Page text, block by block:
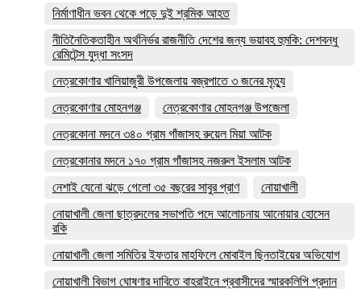
নির্মাণাধীন ভবন থেকে পড়ে দুই শ্রমিক আহত
নীতিনৈতিকতাহীন অর্থনির্ভর রাজনীতি দেশের জন্য ভয়াবহ হুমকি: দেশবন্ধু
রেমিটেন্স যুদ্ধা সংসদ
নেত্রকোণার খালিয়াজুরী উপজেলায় বজ্রপাতে ৩ জনের মৃত্যু
নেত্রকোণার মোহনগঞ্জ
নেত্রকোণার মোহনগঞ্জ উপজেলা
নেত্রকোনা মদনে ৩৪০ গ্রাম গাঁজাসহ রুয়েল মিয়া আটক
নেত্রকোনার মদনে ১৭০ গ্রাম গাঁজাসহ নজরুল ইসলাম আটক
নেশাই যেনো ঝড়ে গেলো ৩৫ বছরের সাবুর প্রাণ
নোয়াখালী
নোয়াখালী জেলা ছাত্রদলের সভাপতি পদে আলোচনায় আনোয়ার হোসেন
রকি
নোয়াখালী জেলা সমিতির ইফতার মাহফিলে মোবাইল ছিনতাইয়ের অভিযোগ
নোয়াখালী বিভাগ ঘোষণার দাবিতে বাহরাইনে প্রবাসীদের স্মারকলিপি প্রদান